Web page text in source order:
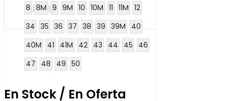
SEBAGO
8 8M 9 9M 10 10M 11 11M 12
34 35 36 37 38 39 39M
40
40M
41 41M 42 43 44 45
46
47
48 49 50
En Stock / En Oferta